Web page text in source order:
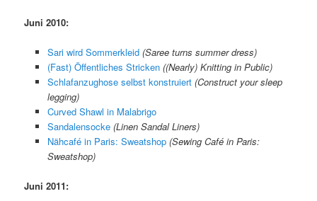
Juni 2010:
Sari wird Sommerkleid (Saree turns summer dress)
(Fast) Öffentliches Stricken ((Nearly) Knitting in Public)
Schlafanzughose selbst konstruiert (Construct your sleep
legging)
Curved Shawl in Malabrigo
Sandalensocke (Linen Sandal Liners)
Nähcafé in Paris: Sweatshop (Sewing Café in Paris:
Sweatshop)
Juni 2011: